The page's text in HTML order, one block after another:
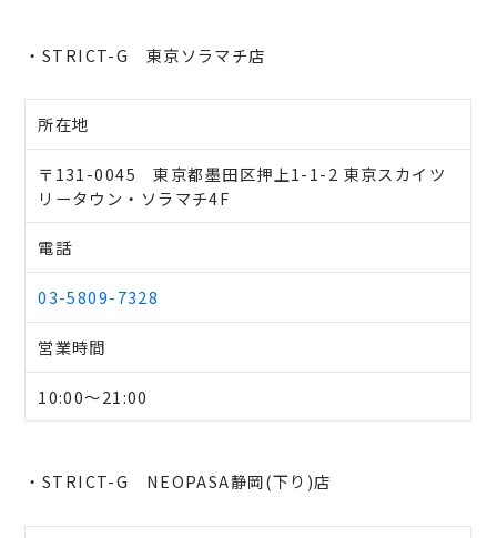
・STRICT-G 東京ソラマチ店
所在地
〒131-0045 東京都墨田区押上1-1-2 東京スカイツ
リータウン・ソラマチ4F
電話
03-5809-7328
営業時間
10:00～21:00
・STRICT-G NEOPASA静岡(下り)店